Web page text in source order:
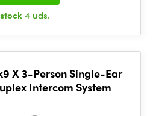
4 uds.
X 3-Person Single-Ear
Intercom System